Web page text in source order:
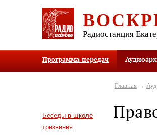
Радиостанция
Программа передач
Беседы в школе
трезвения
Главная→